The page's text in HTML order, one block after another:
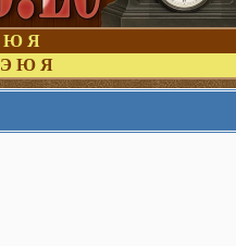
Ю Я
Э Ю Я